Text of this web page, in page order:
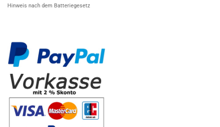
Hinweis nach dem Batteriegesetz